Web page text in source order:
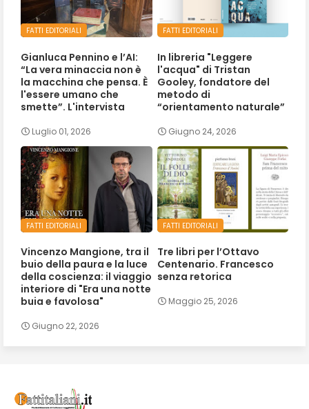
FATTI EDITORIALI
Gianluca Pennino e l’AI:
“La vera minaccia non è
la macchina che pensa. È
l'essere umano che
smette”. L'intervista
Luglio 01, 2026
FATTI EDITORIALI
In libreria "Leggere
l'acqua" di Tristan
Gooley, fondatore del
metodo di
“orientamento naturale”
Giugno 24, 2026
FATTI EDITORIALI
Vincenzo Mangione, tra il
buio della paura e la luce
della coscienza: il viaggio
interiore di "Era una notte
buia e favolosa"
Giugno 22, 2026
FATTI EDITORIALI
Tre libri per l’Ottavo
Centenario. Francesco
senza retorica
Maggio 25, 2026